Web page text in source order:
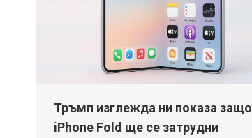
Тръмп изглежда ни показа защо
iPhone Fold ще се затрудни